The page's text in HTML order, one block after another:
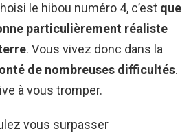
le hibou numéro 4, c’est que
particulièrement réaliste
. Vous vivez donc dans la
de nombreuses difficultés.
à vous tromper.
vous surpasser